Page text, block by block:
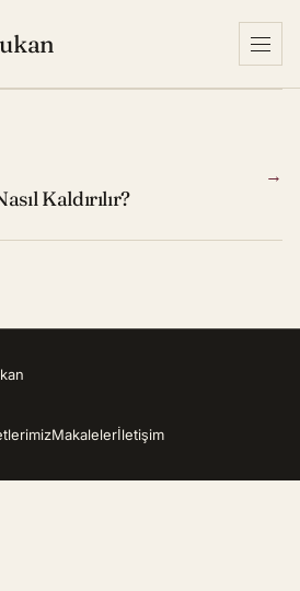
Kaldırılır?
→
Makalelerİletişim